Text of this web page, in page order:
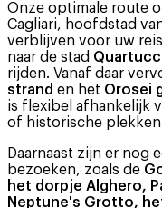
Onze optimale route
Cagliari, hoofdstad
verblijven voor uw
naar de stad
rijden. Vanaf daar
strand en het Orosei
is flexibel afhankelijk
of historische
Daarnaast zijn er nog
bezoeken, zoals de
het dorpje Alghero,
Neptune's Grotto,